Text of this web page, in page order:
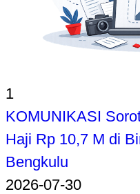
1
KOMUNIKASI
Haji Rp 10,7 M di
Bengkulu
2026-07-30